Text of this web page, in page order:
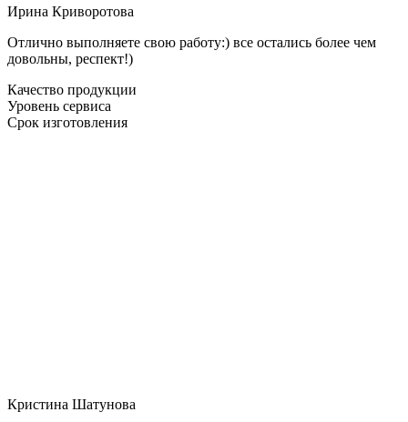
Ирина Криворотова
Отлично выполняете свою работу:) все остались более чем
довольны, респект!)
Качество продукции
Уровень сервиса
Срок изготовления
Кристина Шатунова